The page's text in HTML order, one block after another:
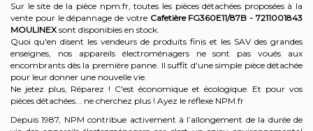
Sur le site de la pièce npm.fr, toutes les pièces détachées proposées à la
vente pour le dépannage de votre Cafetière FG360E11/87B - 7211001843
MOULINEXsont disponibles en stock.
Quoi qu'en disent les vendeurs de produits finis et les SAV des grandes
enseignes, nos appareils électroménagers ne sont pas voués aux
encombrants dès la première panne. Il suffit d'une simple pièce détachée
pour leur donner une nouvelle vie.
Ne jetez plus, Réparez ! C'est économique et écologique. Et pour vos
pièces détachées... ne cherchez plus ! Ayez le réflexe NPM.fr
Depuis 1987, NPM contribue activement à l’allongement de la durée de